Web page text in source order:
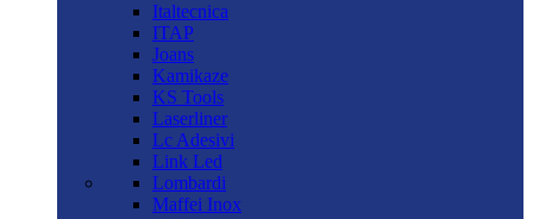
Italtecnica
ITAP
Joans
Kamikaze
KS Tools
Laserliner
Lc Adesivi
Link Led
Lombardi
Maffei Inox